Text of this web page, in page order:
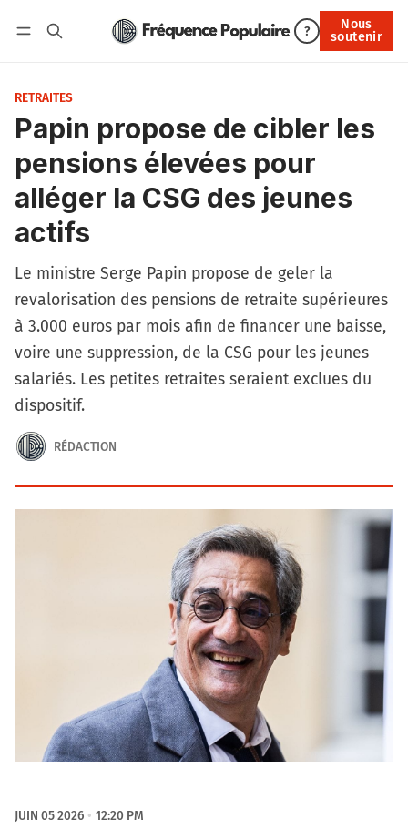
?
Nous
soutenir
Nous soutenir
RETRAITES
Papin propose de cibler les
pensions élevées pour
alléger la CSG des jeunes
actifs
Le ministre Serge Papin propose de geler la
revalorisation des pensions de retraite supérieures
à 3.000 euros par mois afin de financer une baisse,
voire une suppression, de la CSG pour les jeunes
salariés. Les petites retraites seraient exclues du
dispositif.
RÉDACTION
JUIN 05 2026
12:20 PM